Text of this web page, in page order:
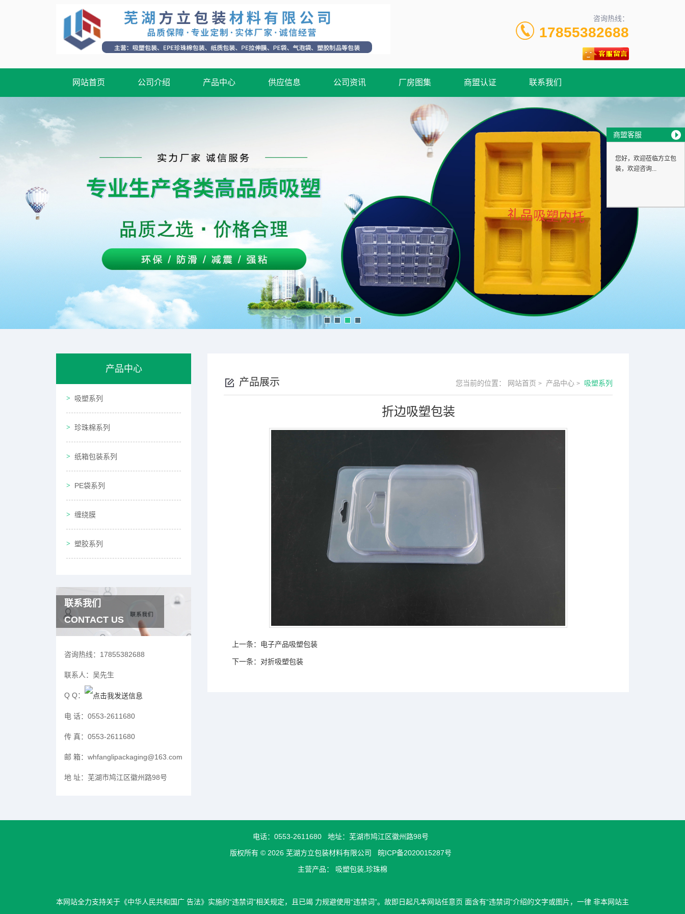
咨询热线：
17855382688
网站首页 公司介绍 产品中心 供应信息 公司资讯 厂房图集 商盟认证 联系我们
产品中心
吸塑系列
珍珠棉系列
纸箱包装系列
PE袋系列
缠绕膜
塑胶系列
联系我们
CONTACT US
咨询热线： 17855382688
联系人： 吴先生
Q Q：
电 话： 0553-2611680
传 真： 0553-2611680
邮 箱： whfanglipackaging@163.com
地 址： 芜湖市鸠江区徽州路98号
产品展示 您当前的位置： 网站首页 > 产品中心 > 吸塑系列
折边吸塑包装
上一条： 电子产品吸塑包装
下一条： 对折吸塑包装
电话： 0553-2611680
地址：芜湖市鸠江区徽州路98号
版权所有 © 2026 芜湖方立包装材料有限公司
皖ICP备2020015287号
主营产品： 吸塑包装,珍珠棉
本网站全力支持关于《中华人民共和国广 告法》实施的“违禁词”相关规定，且已竭 力规避使用“违禁词”。故即日起凡本网站任意页 面含有“违禁词”介绍的文字或图片，一律 非本网站主
商盟客服
您好，欢迎莅临方立包
装，欢迎咨询...